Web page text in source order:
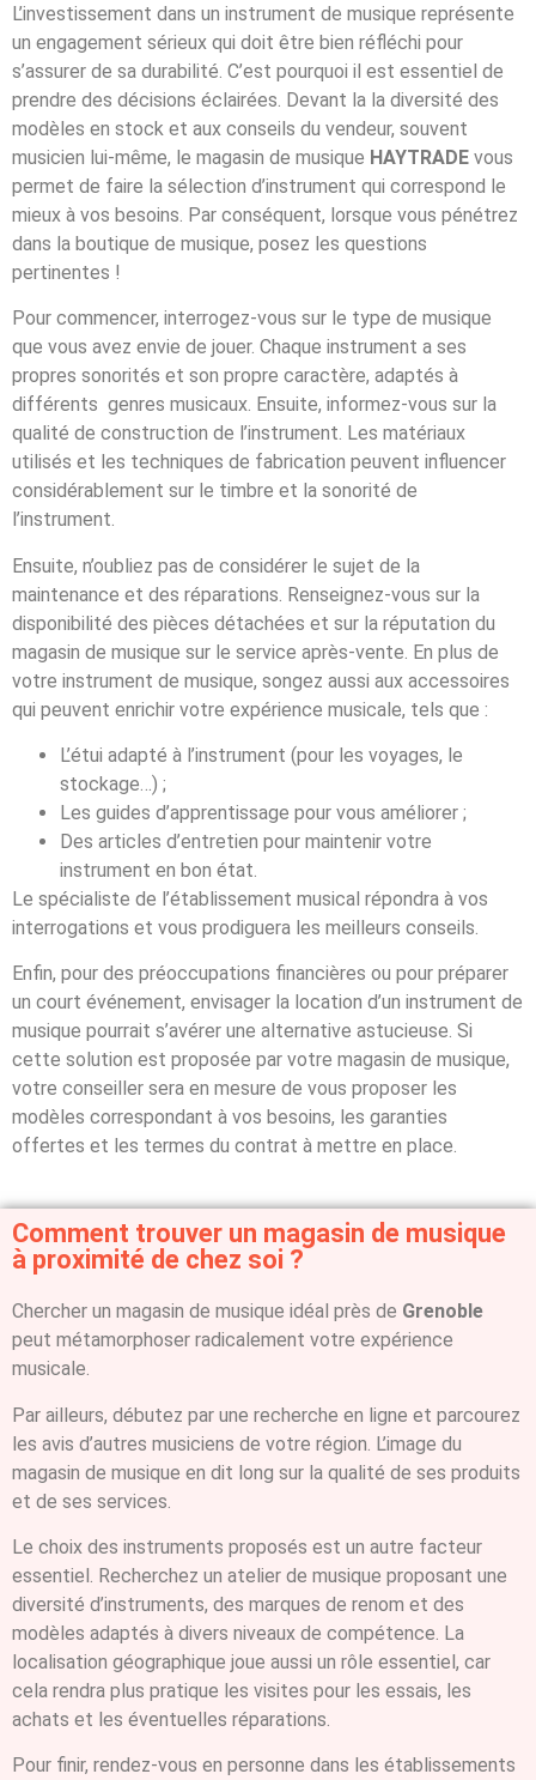
L’investissement dans un instrument de musique représente
un engagement sérieux qui doit être bien réfléchi pour
s’assurer de sa durabilité. C’est pourquoi il est essentiel de
prendre des décisions éclairées. Devant la la diversité des
modèles en stock et aux conseils du vendeur, souvent
musicien lui-même, le magasin de musique HAYTRADE vous
permet de faire la sélection d’instrument qui correspond le
mieux à vos besoins. Par conséquent, lorsque vous pénétrez
dans la boutique de musique, posez les questions
pertinentes !
Pour commencer, interrogez-vous sur le type de musique
que vous avez envie de jouer. Chaque instrument a ses
propres sonorités et son propre caractère, adaptés à
différents genres musicaux. Ensuite, informez-vous sur la
qualité de construction de l’instrument. Les matériaux
utilisés et les techniques de fabrication peuvent influencer
considérablement sur le timbre et la sonorité de
l’instrument.
Ensuite, n’oubliez pas de considérer le sujet de la
maintenance et des réparations. Renseignez-vous sur la
disponibilité des pièces détachées et sur la réputation du
magasin de musique sur le service après-vente. En plus de
votre instrument de musique, songez aussi aux accessoires
qui peuvent enrichir votre expérience musicale, tels que :
L’étui adapté à l’instrument (pour les voyages, le
stockage…) ;
Les guides d’apprentissage pour vous améliorer ;
Des articles d’entretien pour maintenir votre
instrument en bon état.
Le spécialiste de l’établissement musical répondra à vos
interrogations et vous prodiguera les meilleurs conseils.
Enfin, pour des préoccupations financières ou pour préparer
un court événement, envisager la location d’un instrument de
musique pourrait s’avérer une alternative astucieuse. Si
cette solution est proposée par votre magasin de musique,
votre conseiller sera en mesure de vous proposer les
modèles correspondant à vos besoins, les garanties
offertes et les termes du contrat à mettre en place.
Comment trouver un magasin de musique
à proximité de chez soi ?
Chercher un magasin de musique idéal près de Grenoble
peut métamorphoser radicalement votre expérience
musicale.
Par ailleurs, débutez par une recherche en ligne et parcourez
les avis d’autres musiciens de votre région. L’image du
magasin de musique en dit long sur la qualité de ses produits
et de ses services.
Le choix des instruments proposés est un autre facteur
essentiel. Recherchez un atelier de musique proposant une
diversité d’instruments, des marques de renom et des
modèles adaptés à divers niveaux de compétence. La
localisation géographique joue aussi un rôle essentiel, car
cela rendra plus pratique les visites pour les essais, les
achats et les éventuelles réparations.
Pour finir, rendez-vous en personne dans les établissements